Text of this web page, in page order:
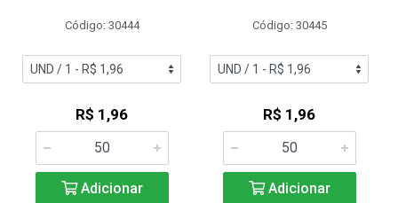
Código: 30444
R$ 1,96
Adicionar
Código: 30445
R$ 1,96
Adicionar